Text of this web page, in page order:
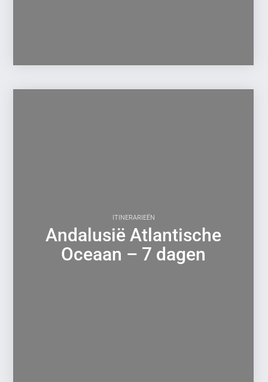
ITINERARIEËN
Andalusië Atlantische
Oceaan – 7 dagen